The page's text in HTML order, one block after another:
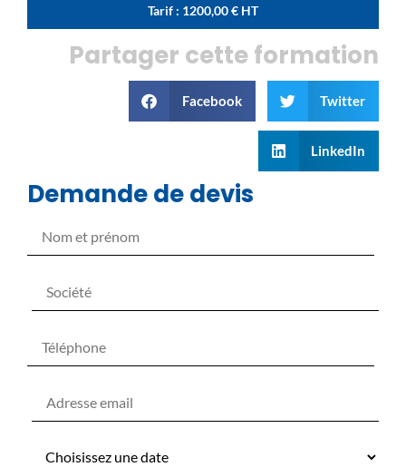
Tarif : 1200,00€ HT
Partager cette formation
Facebook Twitter
LinkedIn
Demande de devis